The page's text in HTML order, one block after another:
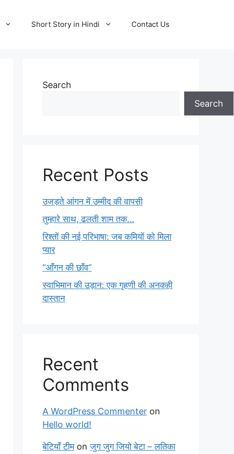
Short Story in Hindi Contact Us
Search
Search
Recent Posts
उजड़ते आंगन में उम्मीद की वापसी
तुम्हारे साथ, ढलती शाम तक…
रिश्तों की नई परिभाषा: जब कमियों को मिला
प्यार
“आँगन की छाँव”
स्वाभिमान की उड़ान: एक गृहणी की अनकही
दास्तान
Recent
Comments
A WordPress Commenter on
Hello world!
बेटियाँ टीमonजुग जुग जियो बेटा – लतिका